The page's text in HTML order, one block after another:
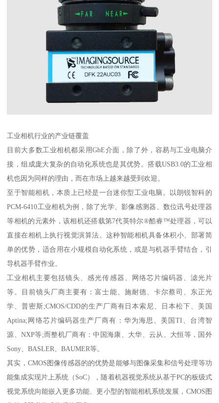
工业相机行业的产业链覆盖
目前大多数工业相机都采用GbE介面，除了外，容易与工业电脑介
接，组成庞大复杂的自动化系统也是其优势。搭载USB3.0的工业相
机也因为同样的理由，而在市场上越来越受到欢迎。
至于智能相机，本质上已经是一台迷你型工业电脑。以朗锐智科的
PCM-6410工业相机为例，除了光学、影像感测器、数位讯号处理器
等相机的元素外，该相机还搭载第7代英特尔®酷睿™处理器，可以
直接在相机上执行视觉演算法。这种智能相机具备体积小、部署简
单的优势，适合用在小规模自动化系统，或是与机器手臂结合，引
导机器手臂作业。
工业相机主要包括镜头、感光传感器、网络芯片编码器、滤光片
等。目前镜头厂商主要有：富士能、施耐德、卡尔蔡司、东正光
学、普密斯;CMOS/CDD的生产厂商有日本索尼、日本松下、美国
Aptina;网络芯片编码器生产厂商有：华为海思、美国TI、台湾智
源、NXP等;而整机厂商有：中国海康、大华、云从、大恒等，国外
Sony、BASLER、BAUMER等。
其实，CMOS图像传感器的的优势是能够与图像采集和信号处理等功
能集成实现片上系统（SoC），随着机器视觉系统从基于PC的板级式
视觉系统向能嵌入更多功能、更小型的智能相机系统发展，CMOS图